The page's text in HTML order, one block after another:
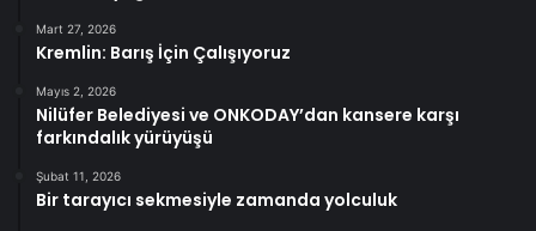
Mart 27, 2026
Kremlin: Barış İçin Çalışıyoruz
Mayıs 2, 2026
Nilüfer Belediyesi ve ONKODAY’dan kansere karşı
farkındalık yürüyüşü
Şubat 11, 2026
Bir tarayıcı sekmesiyle zamanda yolculuk